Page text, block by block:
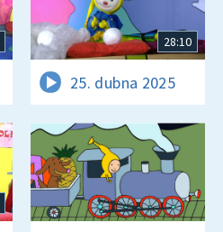
28:10
25. dubna 2025